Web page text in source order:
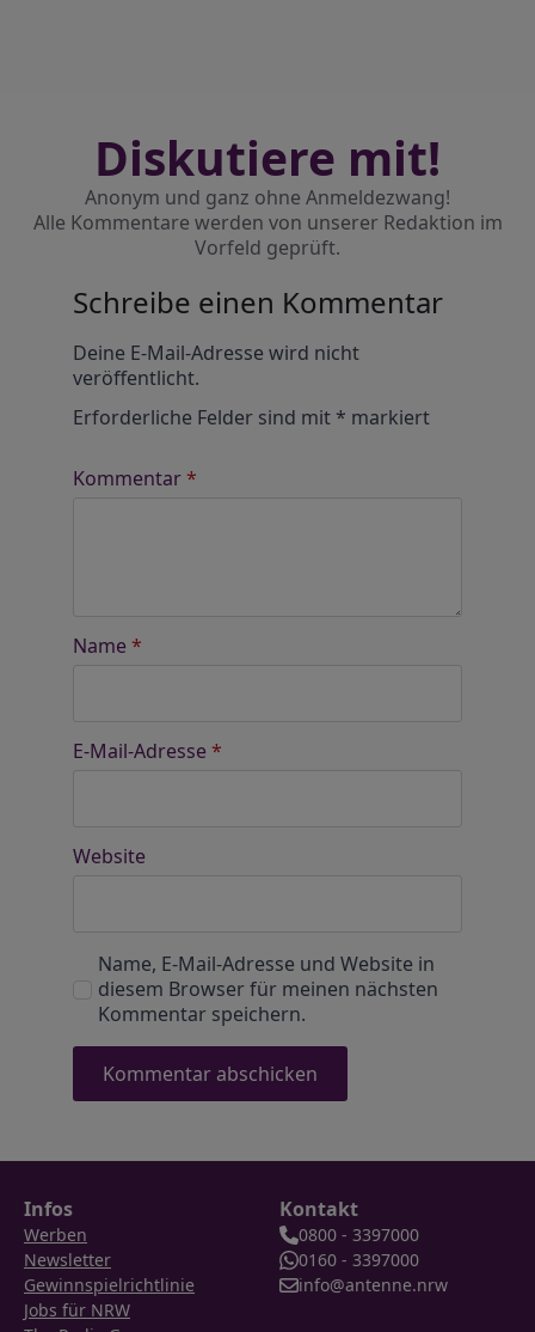
Diskutiere mit!
Anonym und ganz ohne Anmeldezwang!
Alle Kommentare werden von unserer Redaktion im
Vorfeld geprüft.
Schreibe einen Kommentar
Deine E-Mail-Adresse wird nicht
veröffentlicht.
Erforderliche Felder sind mit* markiert
Kommentar*
Name *
E-Mail-Adresse *
Website
Name, E-Mail-Adresse und Website in
diesem Browser für meinen nächsten
Kommentar speichern.
Infos
Werben
Newsletter
Gewinnspielrichtlinie
Jobs für NRW
Kontakt
0800 - 3397000
0160 - 3397000
info@antenne.nrw